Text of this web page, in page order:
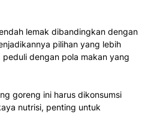
lemak dibandingkan dengan
pilihan yang lebih
dengan pola makan yang
goreng ini harus dikonsumsi
nutrisi, penting untuk